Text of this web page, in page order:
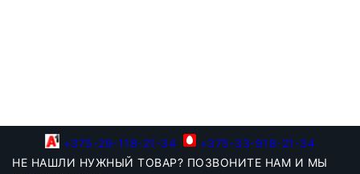
+375-29-118-21-34
+375-33-918-21-34
НЕ НАШЛИ НУЖНЫЙ ТОВАР? ПОЗВОНИТЕ НАМ И МЫ